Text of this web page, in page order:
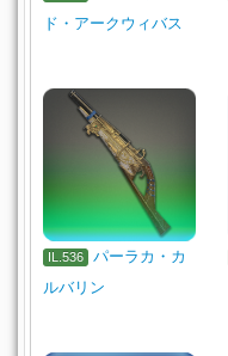
ド・アークウィバス
IL.536
パーラカ・カ
ルバリン